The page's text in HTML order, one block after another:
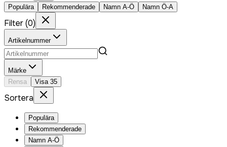
Populära Rekommenderade Namn A-Ö Namn Ö-A
Filter(0)
Artikelnummer
Märke
Rensa
Visa 35
Sortera
Populära
Rekommenderade
Namn A-Ö